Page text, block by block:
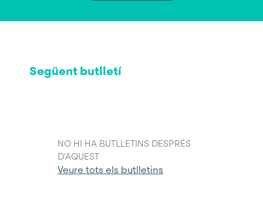
Següent butlletí
NO HI HA BUTLLETINS DESPRÉS
D'AQUEST
Veure tots els butlletins